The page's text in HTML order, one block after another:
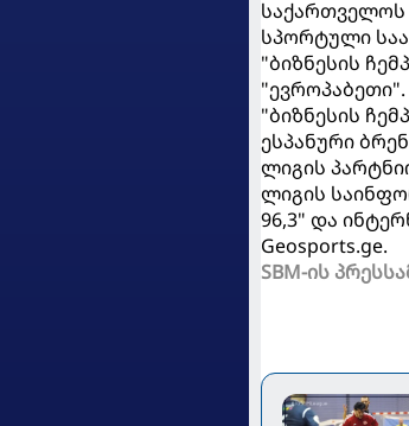
საქართველოს
სპორტული
"ბიზნესის
"ევროპაბეთი".
"ბიზნესის
ესპანური
ლიგის
ლიგის
96,3" და
Geosports.ge.
SBM-ის